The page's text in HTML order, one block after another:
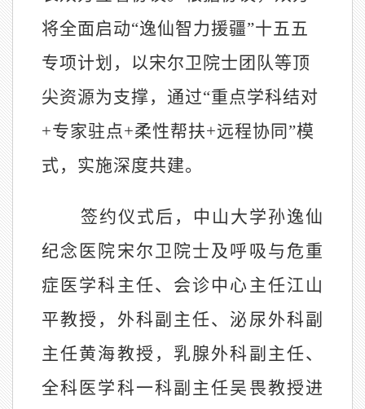
将全面启动“逸仙智力援疆”十五五
专项计划，以宋尔卫院士团队等顶
尖资源为支撑，通过“重点学科结对
+专家驻点+柔性帮扶+远程协同”模
式，实施深度共建。
签约仪式后，中山大学孙逸仙
纪念医院宋尔卫院士及呼吸与危重
症医学科主任、会诊中心主任江山
平教授，外科副主任、泌尿外科副
主任黄海教授，乳腺外科副主任、
全科医学科一科副主任吴畏教授进